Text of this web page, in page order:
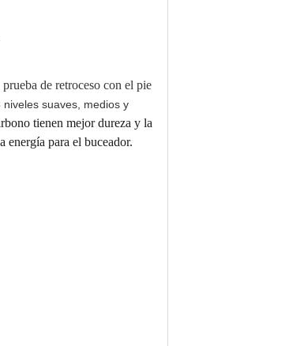
de retroceso con el pie
niveles suaves, medios y
tienen mejor dureza y la
energía para el buceador.